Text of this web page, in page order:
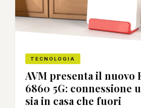
TECNOLOGIA
AVM presenta il nuovo
6860 5G: connessione
sia in casa che fuori